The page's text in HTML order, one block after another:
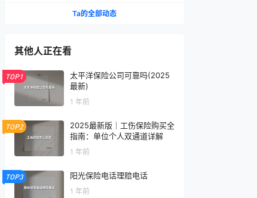
Ta的全部动态
其他人正在看
TOP1
太平洋保险公司可靠吗(2025
最新)
1 年前
TOP2
2025最新版｜工伤保险购买全
指南：单位个人双通道详解
1 年前
TOP3 阳光保险电话理赔电话
1 年前